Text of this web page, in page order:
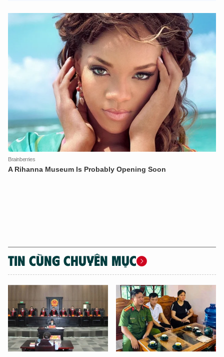
TIN CÙNG CHUYÊN MỤC
XIN CHÀO,
TÔI LÀ CHATBOT CỦA
Hãy hỏi tôi bất kỳ điều gì bạn cần biết về